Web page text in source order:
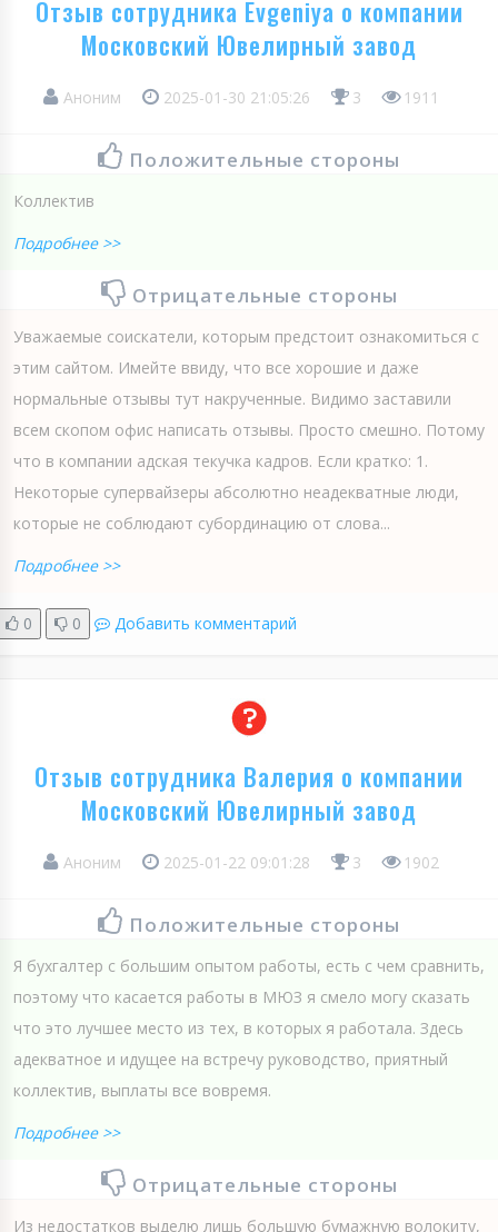
Отзыв сотрудника Evgeniya о компании
Московский Ювелирный завод
Аноним 2025-01-30 21:05:26 3 1911
Положительные стороны
Коллектив
Подробнее >>
Отрицательные стороны
Уважаемые соискатели, которым предстоит ознакомиться с
этим сайтом. Имейте ввиду, что все хорошие и даже
нормальные отзывы тут накрученные. Видимо заставили
всем скопом офис написать отзывы. Просто смешно. Потому
что в компании адская текучка кадров. Если кратко: 1.
Некоторые супервайзеры абсолютно неадекватные люди,
которые не соблюдают субординацию от слова...
Подробнее >>
0 0 Добавить комментарий
Отзыв сотрудника Валерия о компании
Московский Ювелирный завод
Аноним 2025-01-22 09:01:28 3 1902
Положительные стороны
Я бухгалтер с большим опытом работы, есть с чем сравнить,
поэтому что касается работы в МЮЗ я смело могу сказать
что это лучшее место из тех, в которых я работала. Здесь
адекватное и идущее на встречу руководство, приятный
коллектив, выплаты все вовремя.
Подробнее >>
Отрицательные стороны
Из недостатков выделю лишь большую бумажную волокиту,